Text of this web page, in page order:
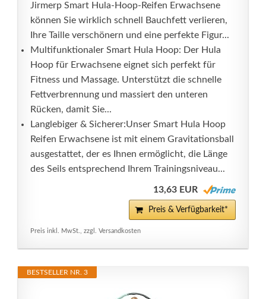
Jirmerp Smart Hula-Hoop-Reifen Erwachsene
können Sie wirklich schnell Bauchfett verlieren,
Ihre Taille verschönern und eine perfekte Figur...
Multifunktionaler Smart Hula Hoop: Der Hula
Hoop für Erwachsene eignet sich perfekt für
Fitness und Massage. Unterstützt die schnelle
Fettverbrennung und massiert den unteren
Rücken, damit Sie...
Langlebiger & Sicherer:Unser Smart Hula Hoop
Reifen Erwachsene ist mit einem Gravitationsball
ausgestattet, der es Ihnen ermöglicht, die Länge
des Seils entsprechend Ihrem Trainingsniveau...
13,63 EUR
Preis & Verfügbarkeit*
Preis inkl. MwSt., zzgl. Versandkosten
BESTSELLER NR. 3